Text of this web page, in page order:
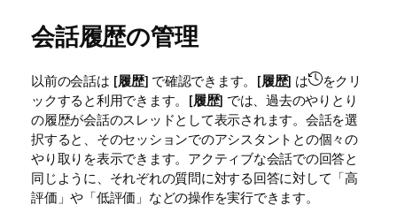
会話履歴の管理
以前の会話は [履歴] で確認できます。[履歴] は
をクリ
ックすると利用できます。[履歴] では、過去のやりとり
の履歴が会話のスレッドとして表示されます。会話を選
択すると、そのセッションでのアシスタントとの個々の
やり取りを表示できます。アクティブな会話での回答と
同じように、それぞれの質問に対する回答に対して「高
評価」や「低評価」などの操作を実行できます。